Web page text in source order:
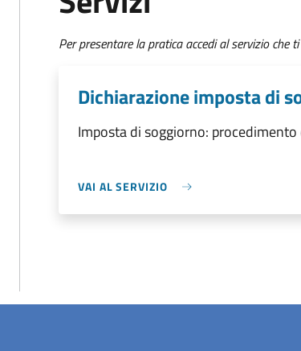
Per presentare la pratica accedi al servizio che
Dichiarazione imposta di
Imposta di soggiorno:
VAI AL SERVIZIO